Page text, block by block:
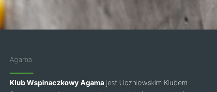
Agama
Klub Wspinaczkowy Agama jest Uczniowskim Klubem